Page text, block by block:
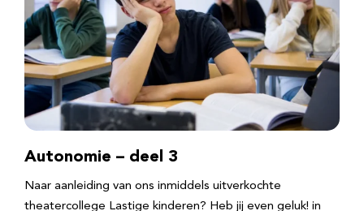
Autonomie – deel 3
Naar aanleiding van ons inmiddels uitverkochte
theatercollege Lastige kinderen? Heb jij even geluk! in